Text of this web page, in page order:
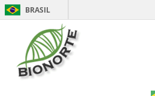
BRASIL